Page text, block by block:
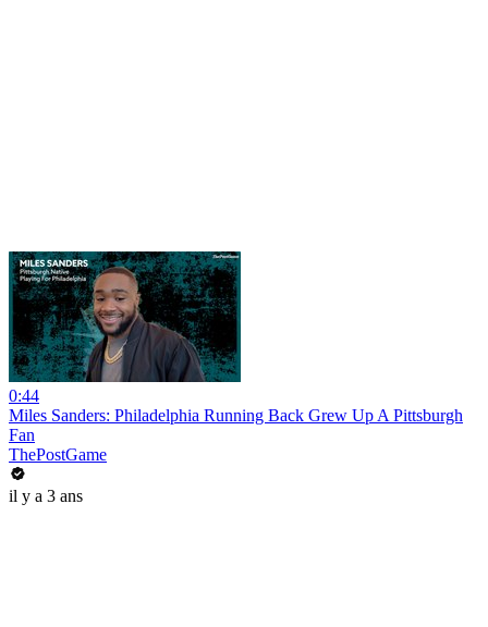
0:44
Miles Sanders: Philadelphia Running Back Grew Up A Pittsburgh
Fan
ThePostGame
il y a 3 ans